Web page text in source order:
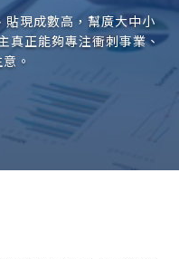
現成數高，幫廣大中小
真正能夠專注衝刺事業、
。